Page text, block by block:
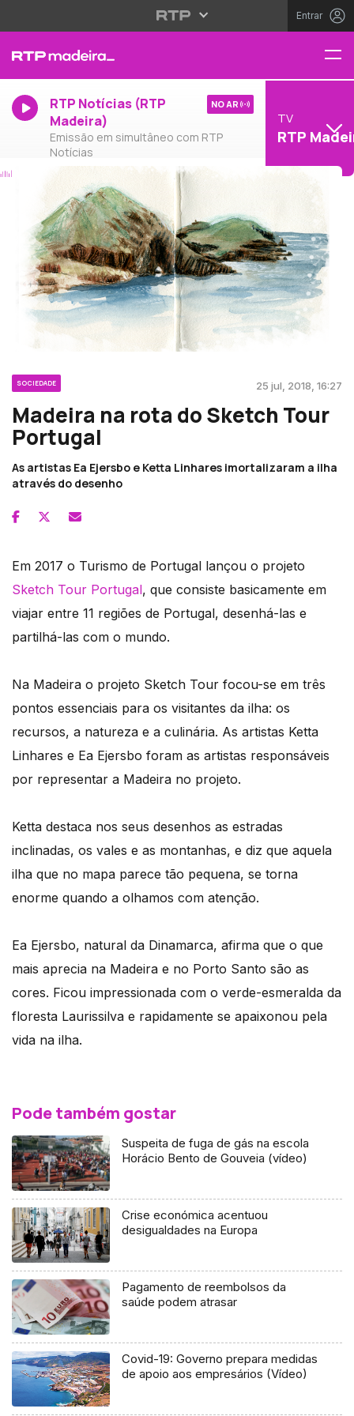
Entrar
RTP Notícias (RTP
Madeira)
Emissão em simultâneo com RTP
Notícias
NO AR
TV
RTP
SOCIEDADE 25 jul, 2018, 16:27
Madeira na rota do Sketch Tour
Portugal
As artistas Ea Ejersbo e Ketta Linhares imortalizaram a ilha
através do desenho
Em 2017 o Turismo de Portugal lançou o projeto
Sketch Tour Portugal, que consiste basicamente em
viajar entre 11 regiões de Portugal, desenhá-las e
partilhá-las com o mundo.
Na Madeira o projeto Sketch Tour focou-se em três
pontos essenciais para os visitantes da ilha: os
recursos, a natureza e a culinária. As artistas Ketta
Linhares e Ea Ejersbo foram as artistas responsáveis
por representar a Madeira no projeto.
Ketta destaca nos seus desenhos as estradas
inclinadas, os vales e as montanhas, e diz que aquela
ilha que no mapa parece tão pequena, se torna
enorme quando a olhamos com atenção.
Ea Ejersbo, natural da Dinamarca, afirma que o que
mais aprecia na Madeira e no Porto Santo são as
cores. Ficou impressionada com o verde-esmeralda da
floresta Laurissilva e rapidamente se apaixonou pela
vida na ilha.
Pode também gostar
Suspeita de fuga de gás na escola
Horácio Bento de Gouveia (vídeo)
Crise económica acentuou
desigualdades na Europa
Pagamento de reembolsos da
saúde podem atrasar
Covid-19: Governo prepara medidas
de apoio aos empresários (Vídeo)